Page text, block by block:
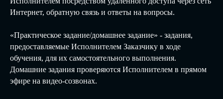
Интернет, обратную связь и ответы на вопросы.
«Практическое задание/домашнее задание» - задания,
предоставляемые Исполнителем Заказчику в ходе
обучения, для их самостоятельного выполнения.
Домашние задания проверяются Исполнителем в прямом
эфире на видео-созвонах.